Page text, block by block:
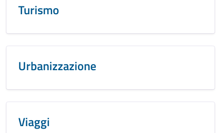
Turismo
Urbanizzazione
Viaggi